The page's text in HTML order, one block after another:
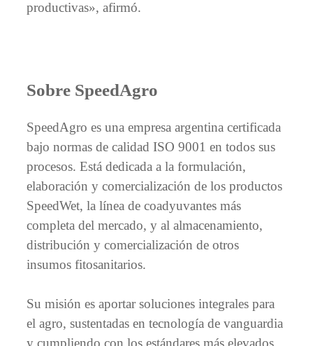
productivas», afirmó.
Sobre SpeedAgro
SpeedAgro es una empresa argentina certificada
bajo normas de calidad ISO 9001 en todos sus
procesos. Está dedicada a la formulación,
elaboración y comercialización de los productos
SpeedWet, la línea de coadyuvantes más
completa del mercado, y al almacenamiento,
distribución y comercialización de otros
insumos fitosanitarios.
Su misión es aportar soluciones integrales para
el agro, sustentadas en tecnología de vanguardia